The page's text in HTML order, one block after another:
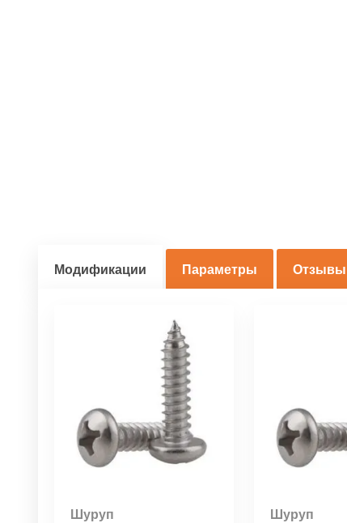
Модификации Параметры Отзывы
Шуруп
Шуруп